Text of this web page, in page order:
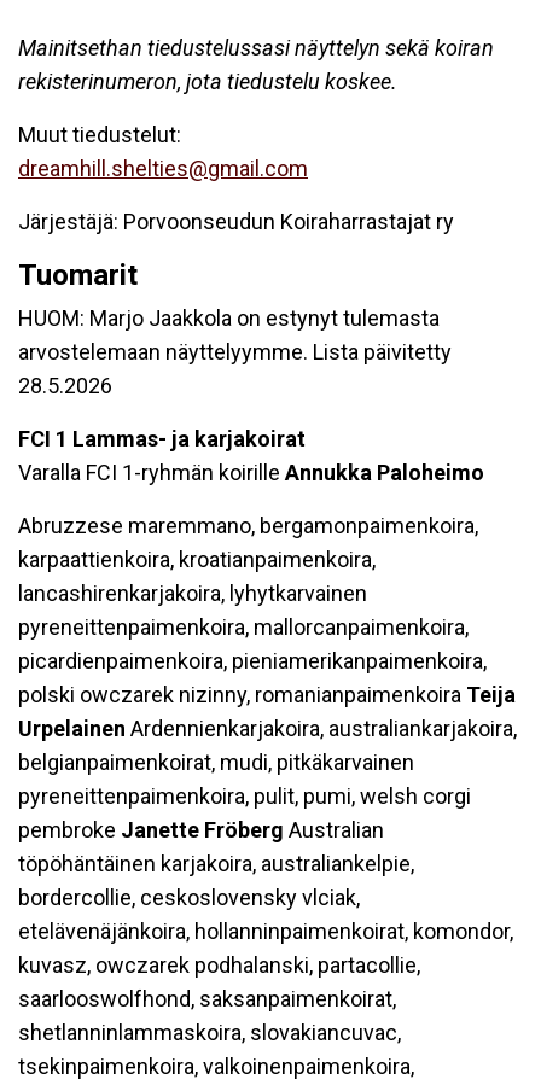
Mainitsethan tiedustelussasi näyttelyn sekä koiran
rekisterinumeron, jota tiedustelu koskee.
Muut tiedustelut:
dreamhill.shelties@gmail.com
Järjestäjä: Porvoonseudun Koiraharrastajat ry
Tuomarit
HUOM: Marjo Jaakkola on estynyt tulemasta
arvostelemaan näyttelyymme. Lista päivitetty
28.5.2026
FCI 1 Lammas- ja karjakoirat
Varalla FCI 1-ryhmän koirille Annukka Paloheimo
Abruzzese maremmano, bergamonpaimenkoira,
karpaattienkoira, kroatianpaimenkoira,
lancashirenkarjakoira, lyhytkarvainen
pyreneittenpaimenkoira, mallorcanpaimenkoira,
picardienpaimenkoira, pieniamerikanpaimenkoira,
polski owczarek nizinny, romanianpaimenkoira Teija
Urpelainen Ardennienkarjakoira, australiankarjakoira,
belgianpaimenkoirat, mudi, pitkäkarvainen
pyreneittenpaimenkoira, pulit, pumi, welsh corgi
pembroke Janette Fröberg Australian
töpöhäntäinen karjakoira, australiankelpie,
bordercollie, ceskoslovensky vlciak,
etelävenäjänkoira, hollanninpaimenkoirat, komondor,
kuvasz, owczarek podhalanski, partacollie,
saarlooswolfhond, saksanpaimenkoirat,
shetlanninlammaskoira, slovakiancuvac,
tsekinpaimenkoira, valkoinenpaimenkoira,